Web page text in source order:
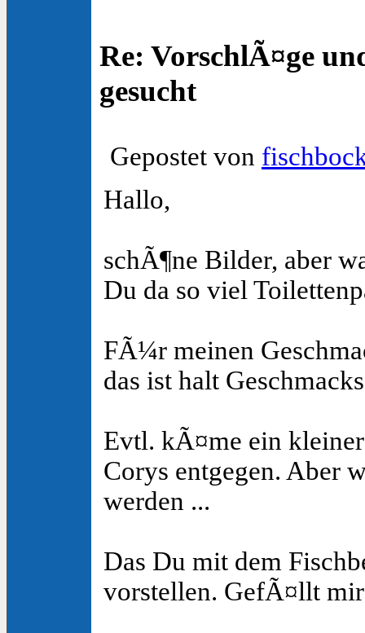
Re: VorschlÃ¤ge
gesucht
Gepostet von
Hallo,
schÃ¶ne Bilder, aber
Du da so viel
FÃ¼r meinen
das ist halt
Evtl. kÃ¤me ein
Corys entgegen. Aber
werden ...
Das Du mit dem
vorstellen. GefÃ¤llt